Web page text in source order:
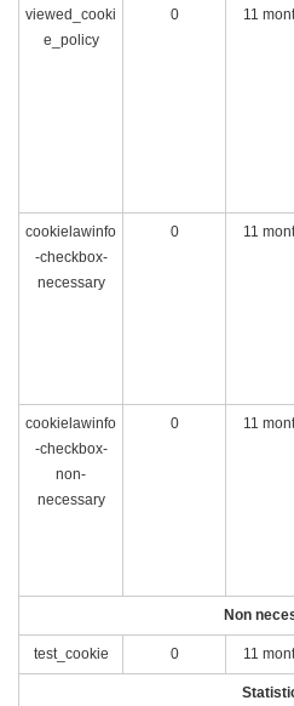
viewed_cooki
e_policy
0 11
cookielawinfo
-checkbox-
necessary
0 11
cookielawinfo
-checkbox-
non-
necessary
0 11
Non
test_cookie 0 11